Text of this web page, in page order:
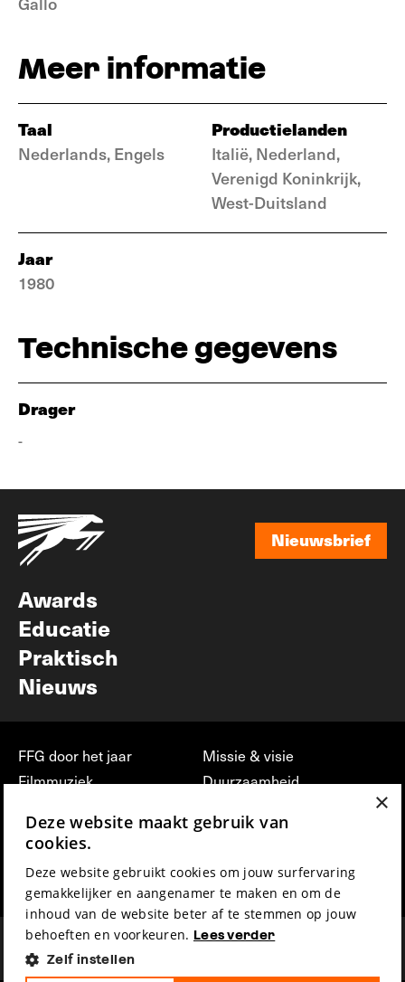
Meer informatie
Taal
Nederlands, Engels
Productielanden
Italië, Nederland,
Verenigd Koninkrijk,
West-Duitsland
Jaar
1980
Technische gegevens
Drager
-
Nieuwsbrief
Awards
Educatie
Praktisch
Nieuws
FFG door het jaar
Filmmuziek
Press & Industry
Film Fest Friends
Missie & visie
Duurzaamheid
vrijwilligerswerk bij FFG
Privacy & Disclaimer
×
Deze website maakt gebruik van
cookies.
Deze website gebruikt cookies om jouw surfervaring
gemakkelijker en aangenamer te maken en om de
inhoud van de website beter af te stemmen op jouw
behoeften en voorkeuren. Lees verder
Zelf instellen